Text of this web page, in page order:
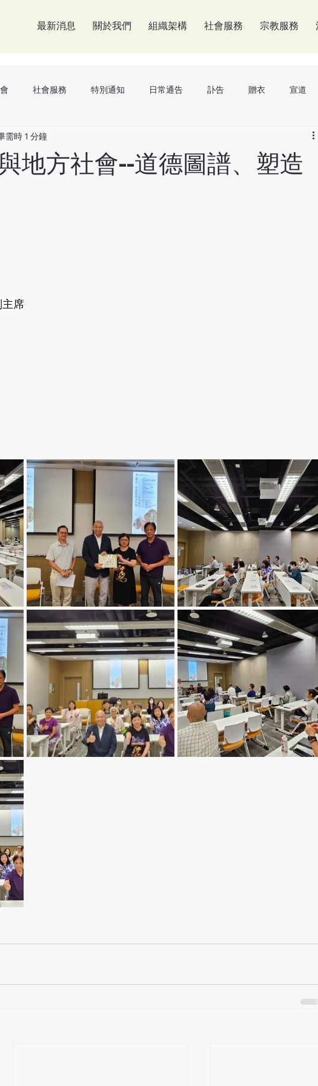
最新消息 關於我們 組織架構 社會服務 宗教服務
社會服務 特別通知 日常通告 訃告 贈衣 宣道
地方社會--道德圖譜、塑造
需時 1 分鐘
席